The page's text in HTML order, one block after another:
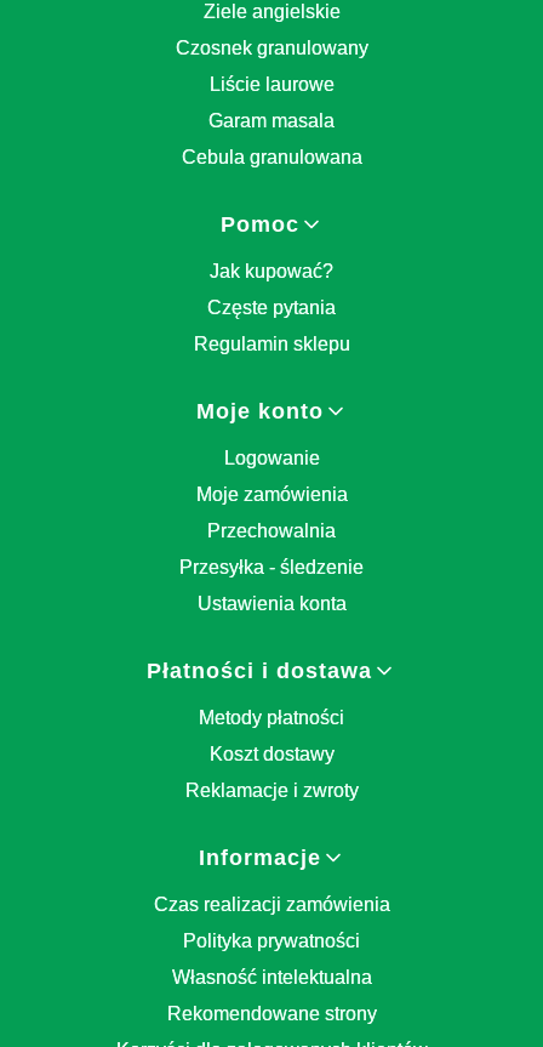
Ziele angielskie
Czosnek granulowany
Liście laurowe
Garam masala
Cebula granulowana
Pomoc
Jak kupować?
Częste pytania
Regulamin sklepu
Moje konto
Logowanie
Moje zamówienia
Przechowalnia
Przesyłka - śledzenie
Ustawienia konta
Płatności i dostawa
Metody płatności
Koszt dostawy
Reklamacje i zwroty
Informacje
Czas realizacji zamówienia
Polityka prywatności
Własność intelektualna
Rekomendowane strony